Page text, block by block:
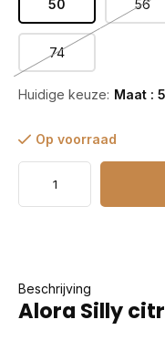
50 56
74
Huidige keuze: Maat :
Op voorraad
Beschrijving
Alora Silly